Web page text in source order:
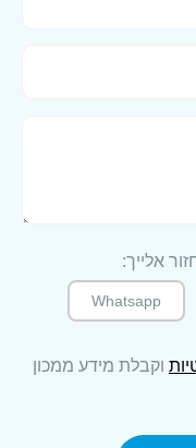
אלייך:
Whatsapp
וקבלת מידע ממכון